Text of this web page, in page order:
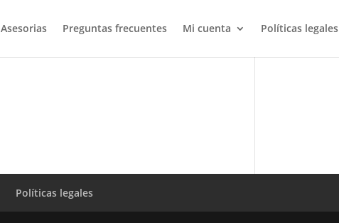
Asesorias Preguntas frecuentes Mi cuenta Políticas legales
Políticas legales